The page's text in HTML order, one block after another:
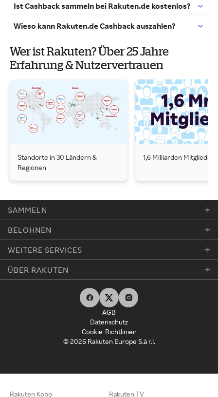
Ist Cashback sammeln bei Rakuten.de kostenlos?
Wieso kann Rakuten.de Cashback auszahlen?
Wer ist Rakuten? Über 25 Jahre
Erfahrung & Nutzervertrauen
Standorte in 30 Ländern &
Regionen
1,6 Milliarden Mitglieder
SAMMELN
BELOHNEN
WEITERE SERVICES
ÜBER RAKUTEN
AGB
Datenschutz
Cookie-Richtlinien
© 2026 Rakuten Europe S.à r.l.
Rakuten Kobo Rakuten TV